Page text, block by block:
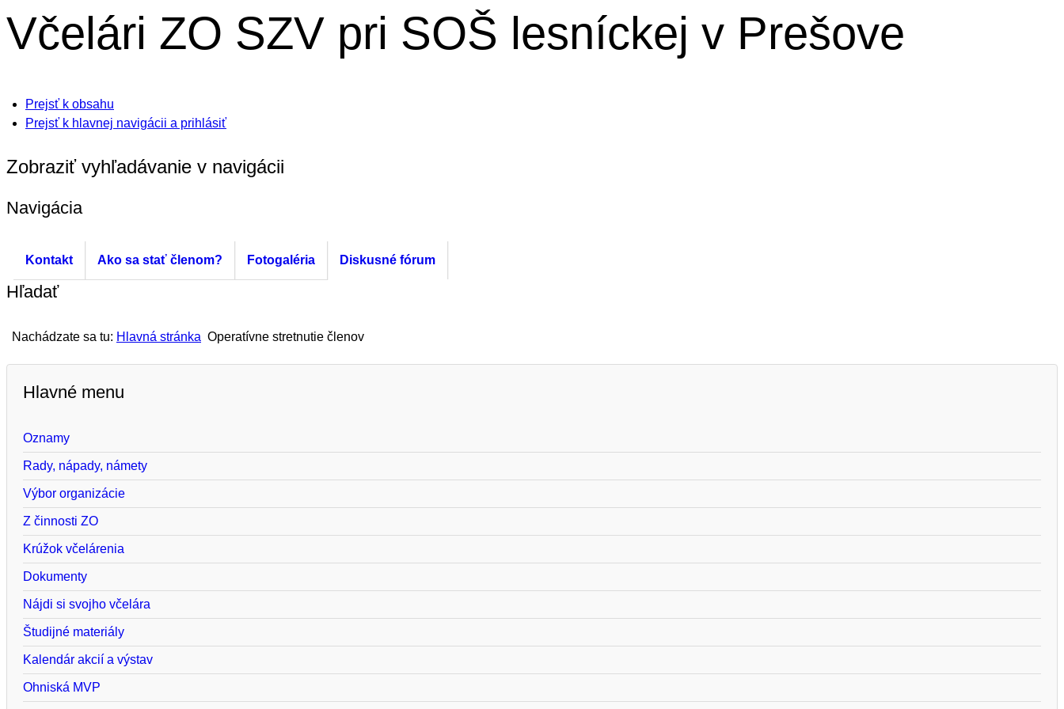
Včelári ZO SZV pri SOŠ lesníckej v Prešove
Prejsť k obsahu
Prejsť k hlavnej navigácii a prihlásiť
Zobraziť vyhľadávanie v navigácii
Navigácia
Kontakt Ako sa stať členom? Fotogaléria Diskusné fórum
Hľadať
Nachádzate sa tu: Hlavná stránka Operatívne stretnutie členov
Hlavné menu
Oznamy
Rady, nápady, námety
Výbor organizácie
Z činnosti ZO
Krúžok včelárenia
Dokumenty
Nájdi si svojho včelára
Študijné materiály
Kalendár akcií a výstav
Ohniská MVP